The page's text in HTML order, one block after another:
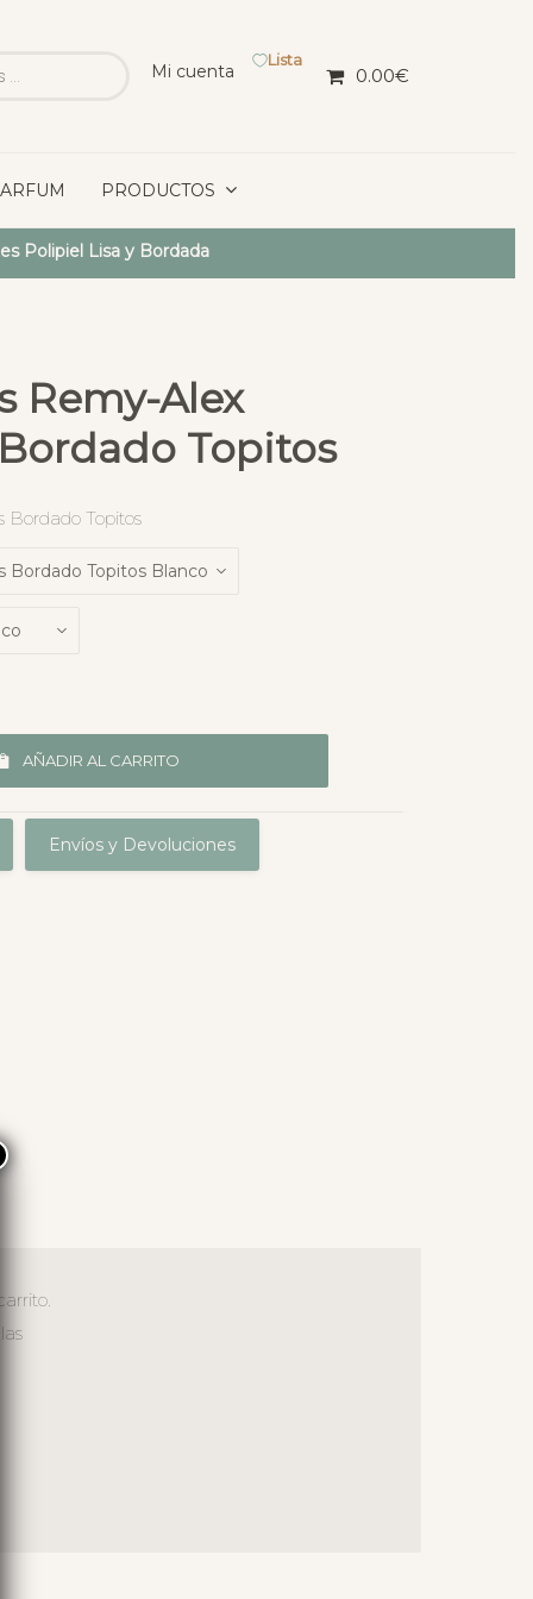
Mi cuenta
Lista
0.00€
PRODUCTOS
Polipiel Lisa y Bordada
Remy-Alex
Topitos
Bordado Topitos
AÑADIR AL CARRITO
Envíos y Devoluciones